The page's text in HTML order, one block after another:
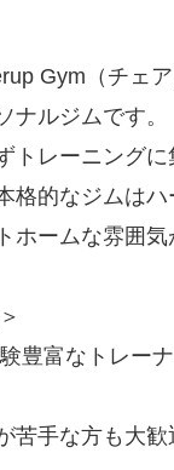
Gym（チェ
ナルジムです。
トレーニング
格的なジムは
ームな雰囲気
豊富なトレー
苦手な方も大